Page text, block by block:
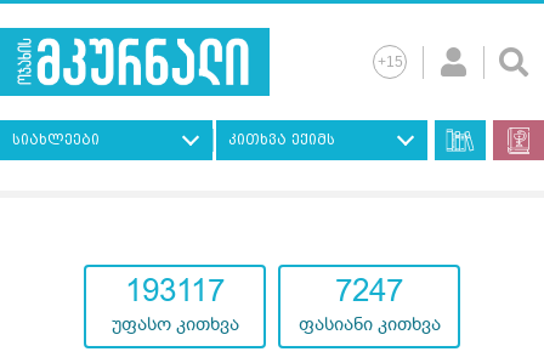
სიახლეები კითხვა ექიმს
193117
უფასო კითხვა
7247
ფასიანი კითხვა